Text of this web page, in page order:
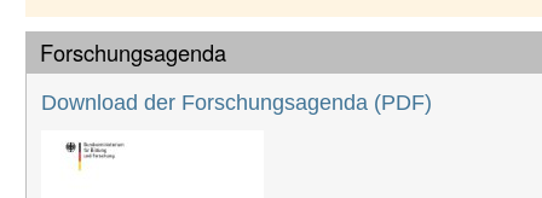
Forschungsagenda
Download der Forschungsagenda (PDF)